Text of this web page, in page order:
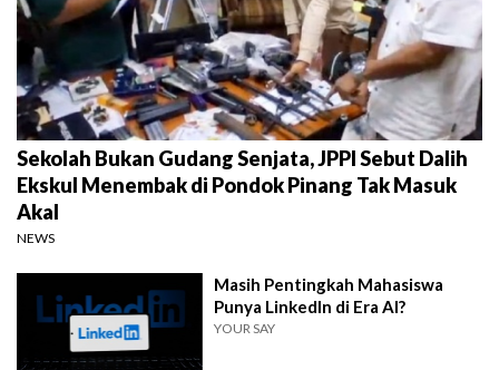
Sekolah Bukan Gudang Senjata, JPPI Sebut Dalih
Ekskul Menembak di Pondok Pinang Tak Masuk
Akal
NEWS
Masih Pentingkah Mahasiswa
Punya LinkedIn di Era AI?
YOUR SAY